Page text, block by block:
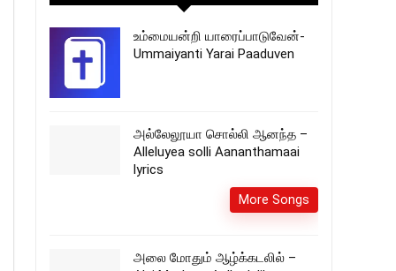
உம்மையன்றி யாரைப்பாடுவேன்-
Ummaiyanti Yarai Paaduven
அல்லேலூயா சொல்லி ஆனந்த –
Alleluyea solli Aananthamaai
lyrics
More Songs
அலை மோதும் ஆழ்க்கடலில் –